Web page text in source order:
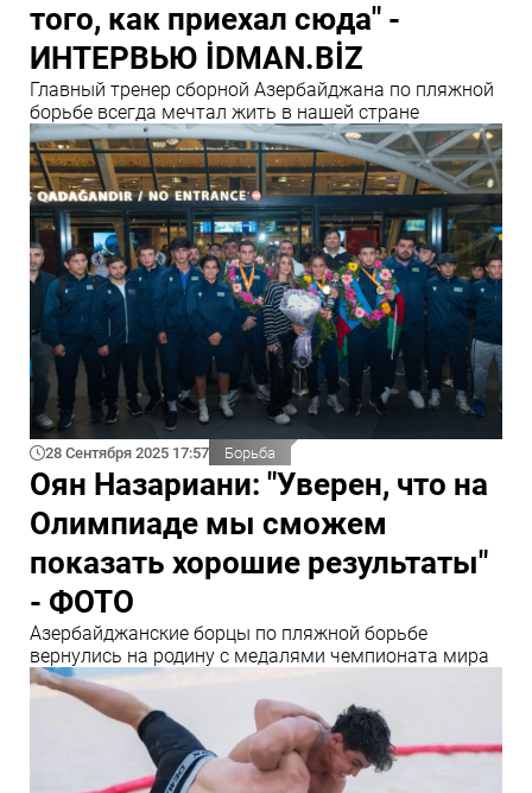
того, как приехал сюда" -
ИНТЕРВЬЮ İDMAN.BİZ
Главный тренер сборной Азербайджана по пляжной
борьбе всегда мечтал жить в нашей стране
28 Сентября 2025 17:57 Борьба
Оян Назариани: "Уверен, что на
Олимпиаде мы сможем
показать хорошие результаты"
- ФОТО
Азербайджанские борцы по пляжной борьбе
вернулись на родину с медалями чемпионата мира